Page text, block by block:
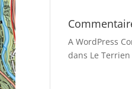
A WordPress
dans Le